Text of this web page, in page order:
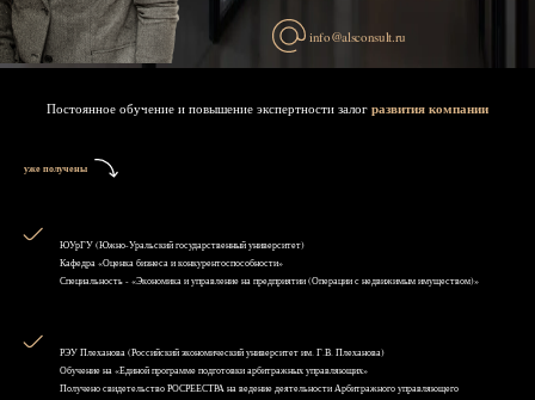
info@alsconsult.ru
Постоянное обучение и повышение экспертности залог развития компании
уже получены
ЮУрГУ (Южно-Уральский государственный университет)
Кафедра «Оценка бизнеса и конкурентоспособности»
Специальность - «Экономика и управление на предприятии (Операции с недвижимым имуществом)»
РЭУ Плеханова (Российский экономический университет им. Г.В. Плеханова)
Обучение на «Единой программе подготовки арбитражных управляющих»
Получено свидетельство РОСРЕЕСТРА на ведение деятельности Арбитражного управляющего